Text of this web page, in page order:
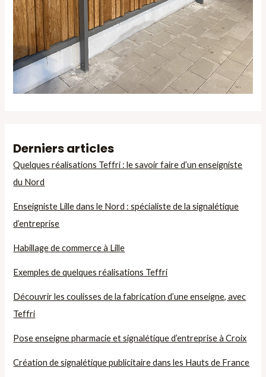
Derniers articles
Quelques réalisations Teffri : le savoir faire d’un enseigniste
du Nord
Enseigniste Lille dans le Nord : spécialiste de la signalétique
d’entreprise
Habillage de commerce à Lille
Exemples de quelques réalisations Teffri
Découvrir les coulisses de la fabrication d’une enseigne, avec
Teffri
Pose enseigne pharmacie et signalétique d’entreprise à Croix
Création de signalétique publicitaire dans les Hauts de France